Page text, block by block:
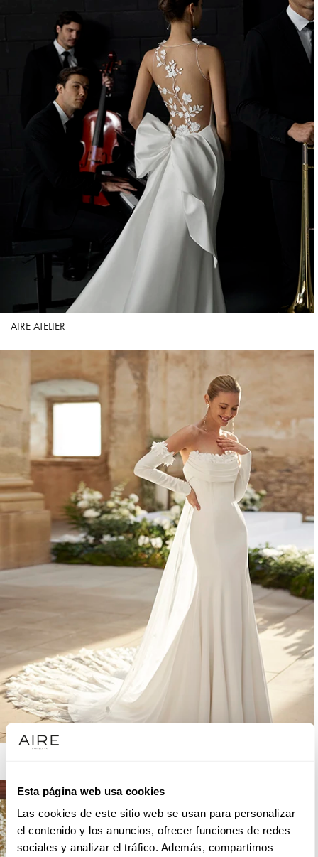
Esta página web usa cookies
Las cookies de este sitio web se usan para personalizar
el contenido y los anuncios, ofrecer funciones de redes
sociales y analizar el tráfico. Además, compartimos
AIRE ATELIER